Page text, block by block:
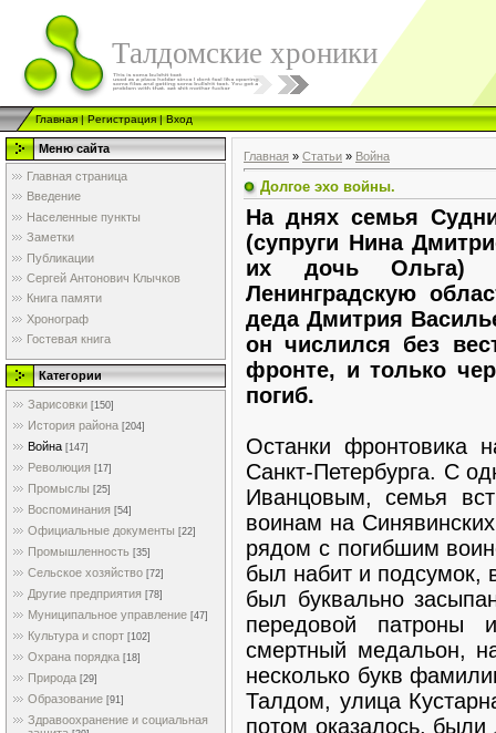
Талдомские хроники
Главная|Регистрация|Вход
Меню сайта
Главная страница
Введение
Населенные пункты
Заметки
Публикации
Сергей Антонович Клычков
Книга памяти
Хронограф
Гостевая книга
Категории
Зарисовки [150]
История района [204]
Война [147]
Революция [17]
Промыслы [25]
Воспоминания [54]
Официальные документы [22]
Промышленность [35]
Сельское хозяйство [72]
Другие предприятия [78]
Муниципальное управление [47]
Культура и спорт [102]
Охрана порядка [18]
Природа [29]
Образование [91]
Здравоохранение и социальная
Главная » Статьи » Война
Долгое эхо войны.
На днях семья
(супруги Нина
их дочь Ольга)
Ленинградскую
деда Дмитрия
он числился без
фронте, и только
погиб.
Останки фронтовика
Санкт-Петербурга. С
Иванцовым, семья
воинам на
рядом с погибшим
был набит и подсумок,
был буквально
передовой
смертный медальон,
несколько букв
Талдом, улица
потом оказалось,